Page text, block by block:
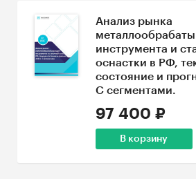
Анализ рынка
инструмента и
оснастки в РФ,
состояние и
С сегментами.
97 400 ₽
В корзину